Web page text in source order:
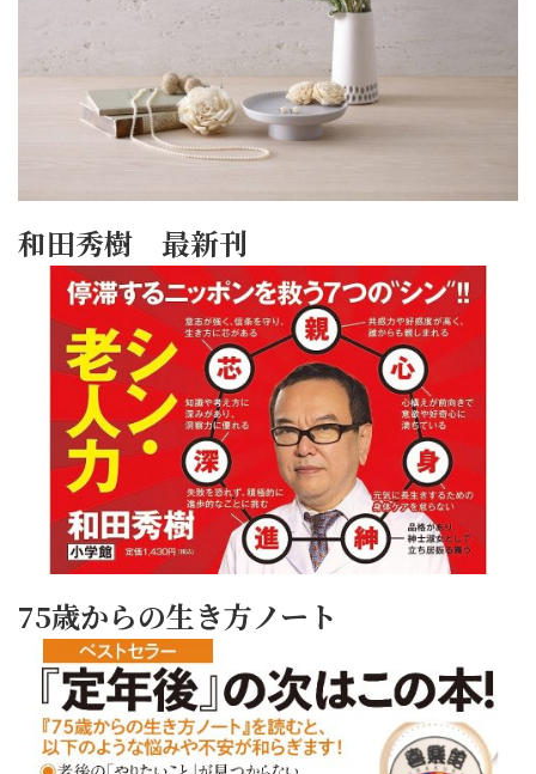
和田秀樹 最新刊
75歳からの生き方ノート